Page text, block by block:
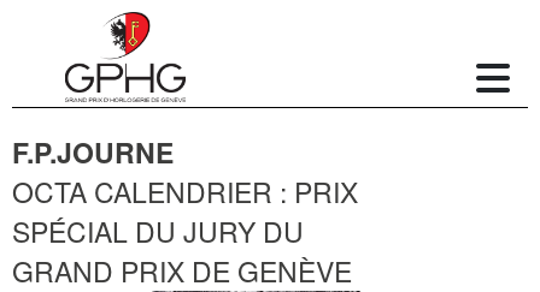
F.P.JOURNE
OCTA CALENDRIER : PRIX
SPÉCIAL DU JURY DU
GRAND PRIX DE GENÈVE